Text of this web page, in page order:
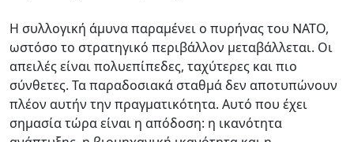
Η συλλογική άμυνα παραμένει ο πυρήνας του ΝΑΤΟ,
ωστόσο το στρατηγικό περιβάλλον μεταβάλλεται. Οι
απειλές είναι πολυεπίπεδες, ταχύτερες και πιο
σύνθετες. Τα παραδοσιακά σταθμά δεν αποτυπώνουν
πλέον αυτήν την πραγματικότητα. Αυτό που έχει
σημασία τώρα είναι η απόδοση: η ικανότητα